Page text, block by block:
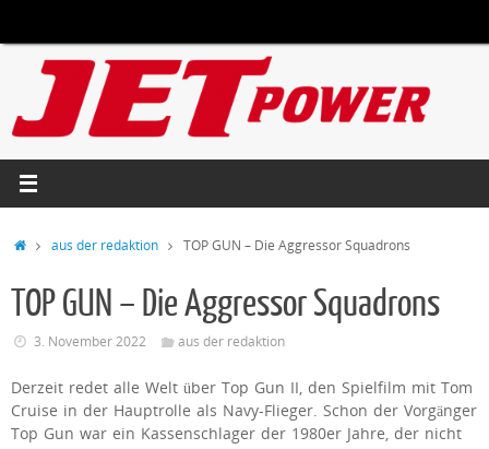
springen
Startaus der redaktion TOP GUN – Die Aggressor Squadrons
TOP GUN – Die Aggressor Squadrons
3. November 2022 aus der redaktion
Derzeit redet alle Welt über Top Gun II, den Spielfilm mit Tom
Cruise in der Hauptrolle als Navy-Flieger. Schon der Vorgänger
Top Gun war ein Kassenschlager der 1980er Jahre, der nicht